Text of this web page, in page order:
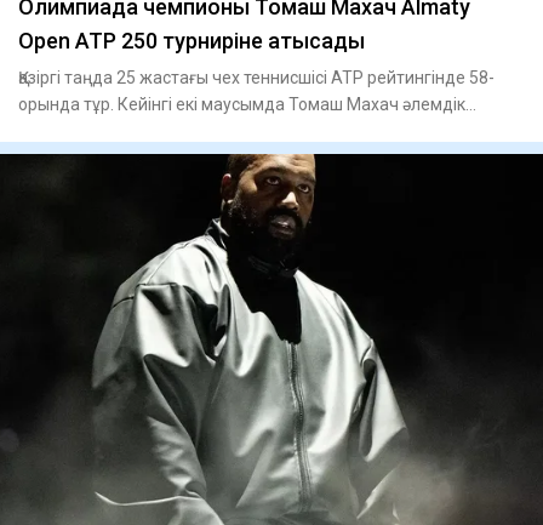
Олимпиада чемпионы Томаш Махач Almaty
Open ATP 250 турниріне қатысады
Қазіргі таңда 25 жастағы чех теннисшісі ATP рейтингінде 58-
орында тұр. Кейінгі екі маусымда Томаш Махач әлемдік